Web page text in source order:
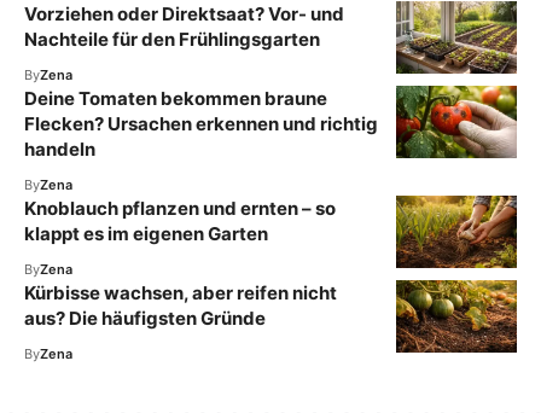
Vorziehen oder Direktsaat? Vor- und
Nachteile für den Frühlingsgarten
ByZena
Deine Tomaten bekommen braune
Flecken? Ursachen erkennen und richtig
handeln
ByZena
Knoblauch pflanzen und ernten – so
klappt es im eigenen Garten
ByZena
Kürbisse wachsen, aber reifen nicht
aus? Die häufigsten Gründe
ByZena